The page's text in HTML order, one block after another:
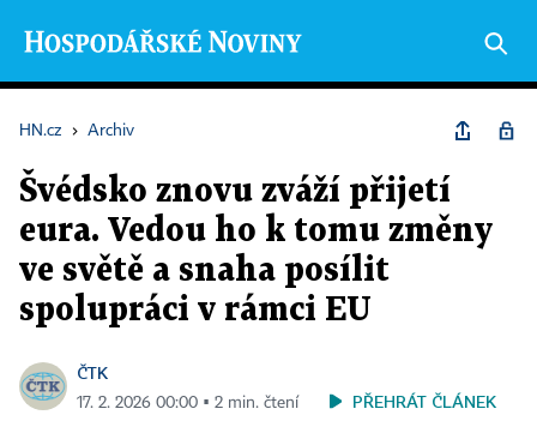
HN.cz › Archiv
Švédsko znovu zváží přijetí
eura. Vedou ho k tomu změny
ve světě a snaha posílit
spolupráci v rámci EU
ČTK
17. 2. 2026 00:00 ▪ 2 min. čtení PŘEHRÁT ČLÁNEK